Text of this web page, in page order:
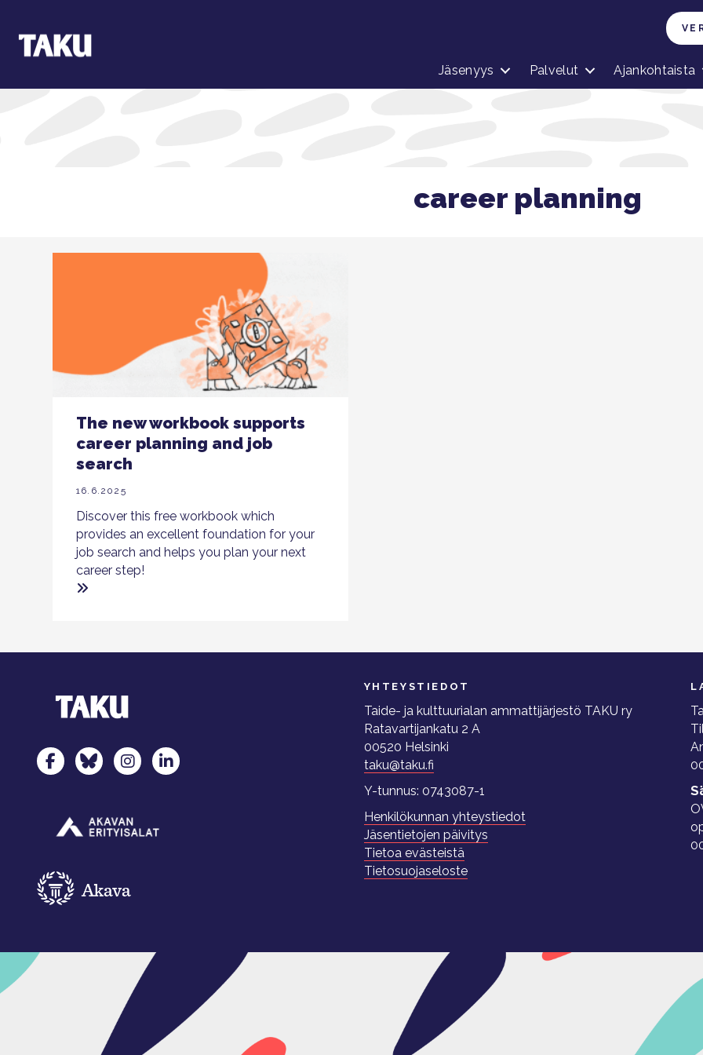
Jäsenyys Palvelut Ajankohtaista
career planning
The new workbook supports
career planning and job
search
16.6.2025
Discover this free workbook which
provides an excellent foundation for your
job search and helps you plan your next
career step!
TAKU Facebookissa
TAKU Twitterissä
TAKU Instagramissa
TAKU LinkedInissä
YHTEYSTIEDOT
Taide- ja kulttuurialan ammattijärjestö TAKU ry
Ratavartijankatu 2 A
00520 Helsinki
taku@taku.fi
Y-tunnus: 0743087-1
Henkilökunnan yhteystiedot
Jäsentietojen päivitys
Tietoa evästeistä
Tietosuojaseloste